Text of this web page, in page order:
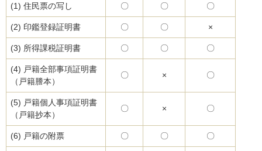
(1) 住民票の写し 〇 〇 〇
(2) 印鑑登録証明書 〇 〇 ×
(3) 所得課税証明書 〇 〇 〇
(4) 戸籍全部事項証明書
（戸籍謄本）
〇 × 〇
(5) 戸籍個人事項証明書
（戸籍抄本）
〇 × 〇
(6) 戸籍の附票 〇 〇 〇